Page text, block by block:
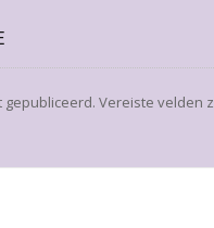
gepubliceerd. Vereiste velden